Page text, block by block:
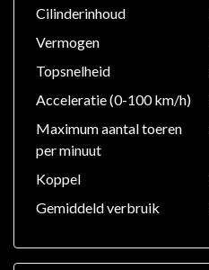
Cilinderinhoud
Vermogen
Topsnelheid
Acceleratie (0-100 km/h)
Maximum aantal toeren
per minuut
Koppel
Gemiddeld verbruik